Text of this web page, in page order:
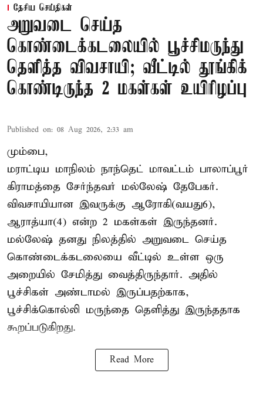
தேசிய செய்திகள்
அறுவடை செய்த
கொண்டைக்கடலையில் பூச்சிமருந்து
தெளித்த விவசாயி; வீட்டில் தூங்கிக்
கொண்டிருந்த 2 மகள்கள் உயிரிழப்பு
Published on: 08 Aug 2026, 2:33 am
மும்பை,
மராட்டிய மாநிலம் நாந்தெட் மாவட்டம் பாலாப்பூர்
கிராமத்தை சேர்ந்தவர் மல்லேஷ் தேபேகர்.
விவசாயியான இவருக்கு ஆரோகி(வயது6),
ஆராத்யா(4) என்ற 2 மகள்கள் இருந்தனர்.
மல்லேஷ் தனது நிலத்தில் அறுவடை செய்த
கொண்டைக்கடலையை வீட்டில் உள்ள ஒரு
அறையில் சேமித்து வைத்திருந்தார். அதில்
பூச்சிகள் அண்டாமல் இருப்பதற்காக,
பூச்சிக்கொல்லி மருந்தை தெளித்து இருந்ததாக
கூறப்படுகிறது.
Read More